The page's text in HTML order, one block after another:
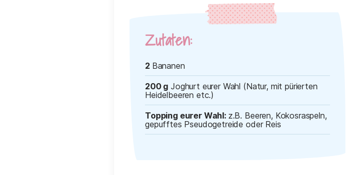
Zutaten:
2 Bananen
200 g Joghurt eurer Wahl (Natur, mit pürierten
Heidelbeeren etc.)
Topping eurer Wahl: z.B. Beeren, Kokosraspeln,
gepufftes Pseudogetreide oder Reis